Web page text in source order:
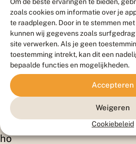
zoals cookies om informatie over je
te raadplegen. Door in te stemmen
kunnen wij gegevens zoals
site verwerken. Als je geen
toestemming intrekt, kan dit een
bepaalde functies en mogelijkheden.
Accepteren
Weigeren
Cookiebeleid
En
wil
on
ek
ke
ho